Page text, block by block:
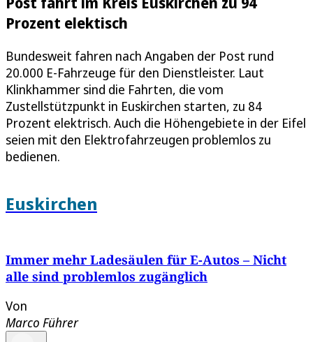
Prozent elektisch
Bundesweit fahren nach Angaben der Post rund
20.000 E-Fahrzeuge für den Dienstleister. Laut
Klinkhammer sind die Fahrten, die vom
Zustellstützpunkt in Euskirchen starten, zu 84
Prozent elektrisch. Auch die Höhengebiete in der Eifel
seien mit den Elektrofahrzeugen problemlos zu
bedienen.
Euskirchen
Immer mehr Ladesäulen für E-Autos – Nicht
alle sind problemlos zugänglich
Von
Marco Führer